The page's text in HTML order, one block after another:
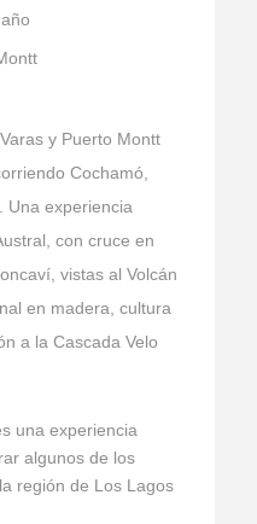
y Puerto Montt
Cochamó,
Una experiencia
con cruce en
vistas al Volcán
en madera, cultura
a la Cascada Velo
una experiencia
algunos de los
región de Los Lagos